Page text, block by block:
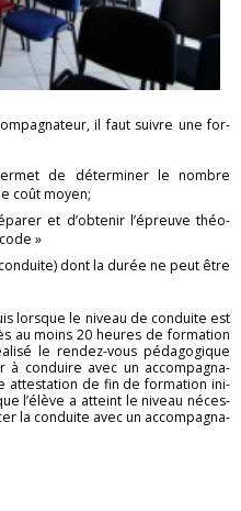
il faut suivre une for­
de dé­ter­mi­ner le nombre
coût moyen;
et d’ob­te­nir l’épreuve théo­
»
dont la durée ne peut être
lorsque le ni­veau de conduite est
au moins 20 heures de for­ma­tion
le ren­dez-vous pé­da­go­gique
à conduire avec un ac­com­pa­gna­
at­tes­ta­tion de fin de for­ma­tion ini­
l’élève a at­teint le ni­veau né­ces­
la conduite avec un ac­com­pa­gna­